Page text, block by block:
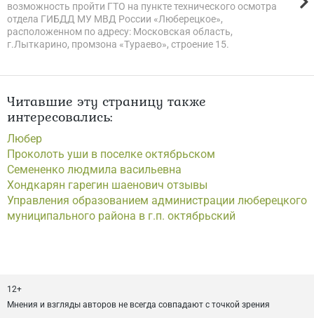
возможность пройти ГТО на пункте технического осмотра
отдела ГИБДД МУ МВД России «Люберецкое»,
расположенном по адресу: Московская область,
г.Лыткарино, промзона «Тураево», строение 15.
Читавшие эту страницу также
интересовались:
Любер
Проколоть уши в поселке октябрьском
Семененко людмила васильевна
Хондкарян гарегин шаенович отзывы
Управления образованием администрации люберецкого
муниципального района в г.п. октябрьский
12+
Мнения и взгляды авторов не всегда совпадают с точкой зрения